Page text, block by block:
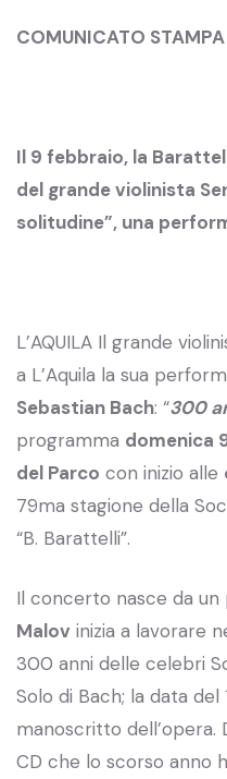
COMUNICATO STAMPA
Il 9 febbraio, la
del grande violinista
solitudine”, una
L’AQUILA Il grande
a L’Aquila la sua
Sebastian Bach: “300
programma domenica
del Parco con inizio alle
79ma stagione della
“B. Barattelli”.
Il concerto nasce da
Malov inizia a lavorare
300 anni delle celebri
Solo di Bach; la data
manoscritto dell’opera.
CD che lo scorso anno